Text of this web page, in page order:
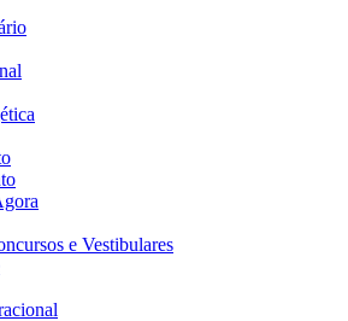
e Vestibulares